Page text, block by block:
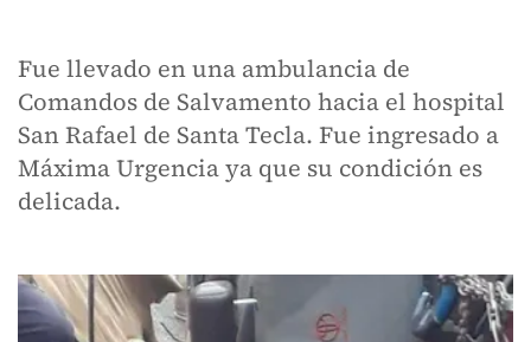
Fue llevado en una ambulancia de
Comandos de Salvamento hacia el hospital
San Rafael de Santa Tecla. Fue ingresado a
Máxima Urgencia ya que su condición es
delicada.